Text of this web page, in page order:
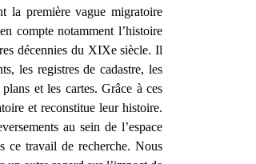
la première vague migratoire
compte notamment l’histoire
décennies du XIXe siècle. Il
les registres de cadastre, les
et les cartes. Grâce à ces
et reconstitue leur histoire.
au sein de l’espace
ce travail de recherche. Nous